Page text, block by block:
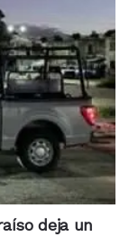
deja un